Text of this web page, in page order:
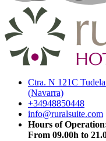
Ctra. N 121C
(Navarra)
+34948850448
info@ruralsuite.com
Hours of
From 09.00h to